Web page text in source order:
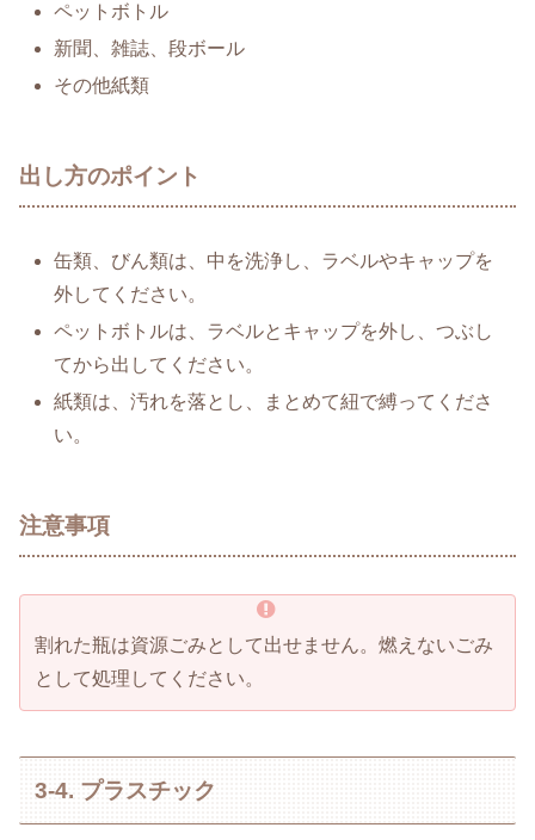
ペットボトル
新聞、雑誌、段ボール
その他紙類
出し方のポイント
缶類、びん類は、中を洗浄し、ラベルやキャップを
外してください。
ペットボトルは、ラベルとキャップを外し、つぶし
てから出してください。
紙類は、汚れを落とし、まとめて紐で縛ってくださ
い。
注意事項
割れた瓶は資源ごみとして出せません。燃えないごみ
として処理してください。
3-4. プラスチック